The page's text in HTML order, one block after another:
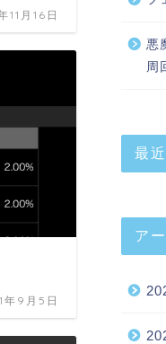
11月16日
年9月5日
悪
周
最
ア